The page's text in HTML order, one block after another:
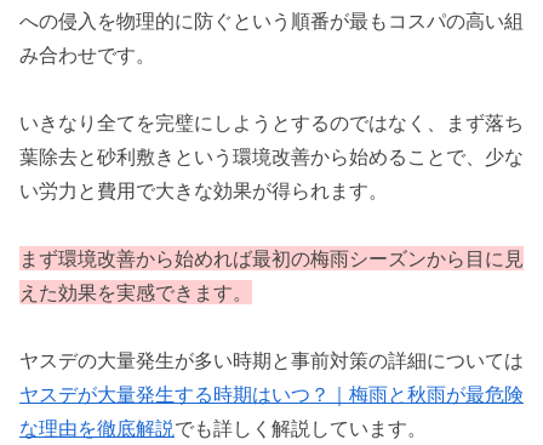
への侵入を物理的に防ぐという順番が最もコスパの高い組
み合わせです。
いきなり全てを完璧にしようとするのではなく、まず落ち
葉除去と砂利敷きという環境改善から始めることで、少な
い労力と費用で大きな効果が得られます。
まず環境改善から始めれば最初の梅雨シーズンから目に見
えた効果を実感できます。
ヤスデの大量発生が多い時期と事前対策の詳細については
ヤスデが大量発生する時期はいつ？｜梅雨と秋雨が最危険
な理由を徹底解説でも詳しく解説しています。